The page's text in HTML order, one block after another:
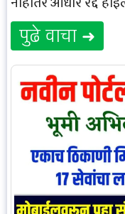
पुढे वाचा ➜